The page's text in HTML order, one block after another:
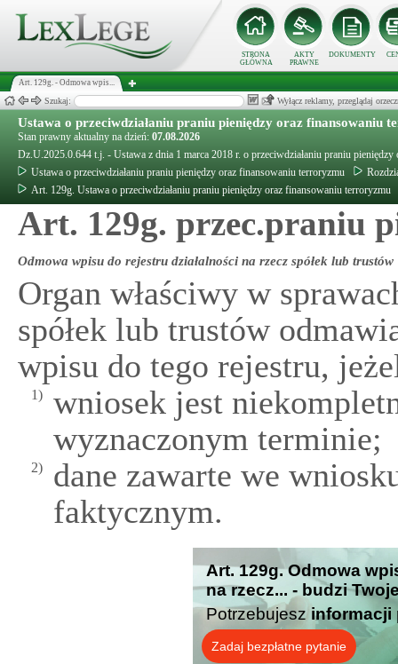
STRONA
GŁÓWNA
AKTY
PRAWNE
DOKUMENTY
Art. 129g. - Odmowa wpis...
Szukaj: Wyłącz reklamy, przeglądaj
Ustawa o przeciwdziałaniu praniu pieniędzy oraz finansowaniu
Stan prawny aktualny na dzień: 07.08.2026
Dz.U.2025.0.644 t.j. - Ustawa z dnia 1 marca 2018 r. o przeciwdziałaniu praniu
Ustawa o przeciwdziałaniu praniu pieniędzy oraz finansowaniu terroryzmu
Art. 129g. Ustawa o przeciwdziałaniu praniu pieniędzy oraz finansowaniu terroryzmu
Art. 129g. przec.praniu
Odmowa wpisu do rejestru działalności na rzecz spółek lub trustów
Organ właściwy w
spółek lub trustów
wpisu do tego rejestru,
1)
wniosek jest
wyznaczonym terminie;
2)
dane zawarte we
faktycznym.
Art. 129g. Odmowa
na rzecz... - budzi
Potrzebujesz informacji
Zadaj bezpłatne pytanie